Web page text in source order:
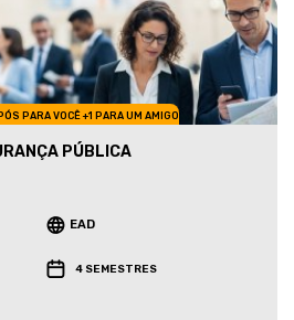
PARA VOCÊ +1 PARA UM AMIGO
PÚBLICA
EAD
4 SEMESTRES